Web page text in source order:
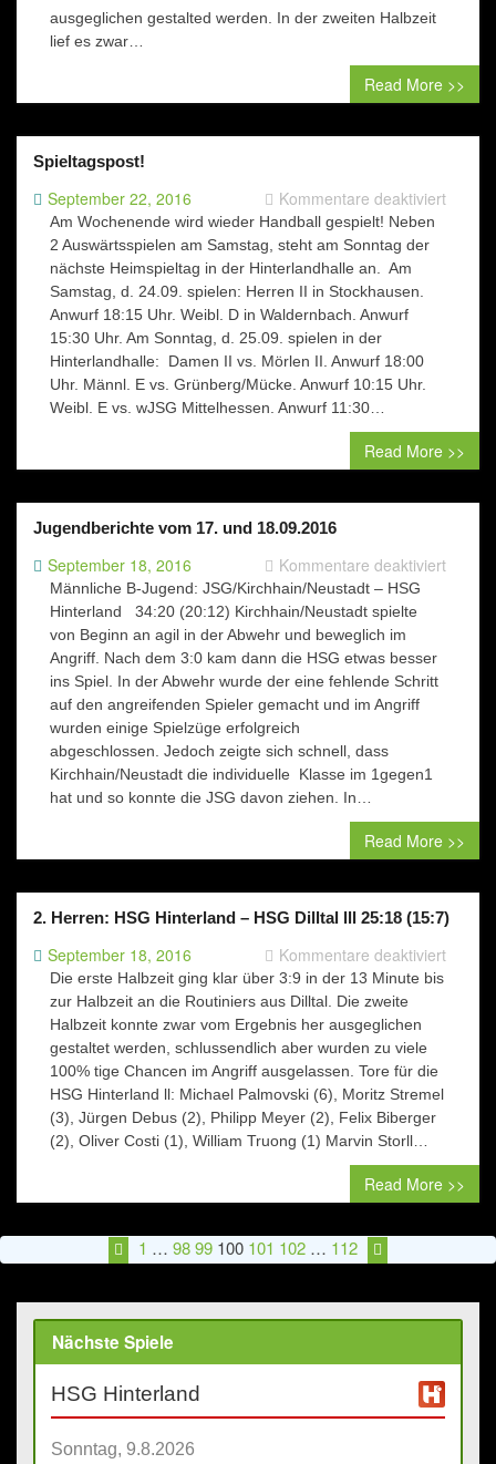
ausgeglichen gestalted werden. In der zweiten Halbzeit
lief es zwar…
Read More >>
Spieltagspost!
September 22, 2016 Kommentare deaktiviertfür
Am Wochenende wird wieder Handball gespielt! Neben
2 Auswärtsspielen am Samstag, steht am Sonntag der
nächste Heimspieltag in der Hinterlandhalle an. Am
Samstag, d. 24.09. spielen: Herren II in Stockhausen.
Anwurf 18:15 Uhr. Weibl. D in Waldernbach. Anwurf
15:30 Uhr. Am Sonntag, d. 25.09. spielen in der
Hinterlandhalle: Damen II vs. Mörlen II. Anwurf 18:00
Uhr. Männl. E vs. Grünberg/Mücke. Anwurf 10:15 Uhr.
Weibl. E vs. wJSG Mittelhessen. Anwurf 11:30…
Read More >>
Jugendberichte vom 17. und 18.09.2016
September 18, 2016 Kommentare deaktiviertfür
Männliche B-Jugend: JSG/Kirchhain/Neustadt – HSG
Hinterland 34:20 (20:12) Kirchhain/Neustadt spielte
von Beginn an agil in der Abwehr und beweglich im
Angriff. Nach dem 3:0 kam dann die HSG etwas besser
ins Spiel. In der Abwehr wurde der eine fehlende Schritt
auf den angreifenden Spieler gemacht und im Angriff
wurden einige Spielzüge erfolgreich
abgeschlossen. Jedoch zeigte sich schnell, dass
Kirchhain/Neustadt die individuelle Klasse im 1gegen1
hat und so konnte die JSG davon ziehen. In…
Read More >>
2. Herren: HSG Hinterland – HSG Dilltal lll 25:18 (15:7)
September 18, 2016 Kommentare deaktiviertfür
(15:7)
Die erste Halbzeit ging klar über 3:9 in der 13 Minute bis
zur Halbzeit an die Routiniers aus Dilltal. Die zweite
Halbzeit konnte zwar vom Ergebnis her ausgeglichen
gestaltet werden, schlussendlich aber wurden zu viele
100% tige Chancen im Angriff ausgelassen. Tore für die
HSG Hinterland ll: Michael Palmovski (6), Moritz Stremel
(3), Jürgen Debus (2), Philipp Meyer (2), Felix Biberger
(2), Oliver Costi (1), William Truong (1) Marvin Storll…
Read More >>
1 … 9899 100 101 102 … 112
Nächste Spiele
HSG Hinterland
Sonntag, 9.8.2026